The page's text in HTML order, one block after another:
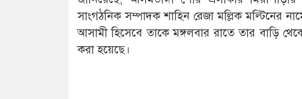
সাংগঠনিক সম্পাদক শাহিন রেজা মল্লিক মল্টিনের
আসামী হিসেবে তাকে মঙ্গলবার রাতে তার বাড়ি
করা হয়েছে।